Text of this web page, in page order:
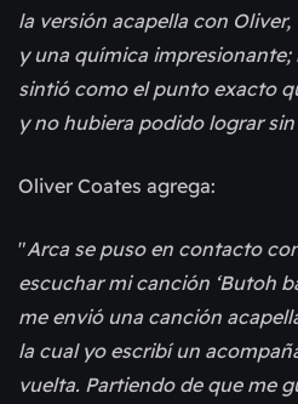
la versión acapella con
y una química impresionante;
sintió como el punto exacto
y no hubiera podido lograr sin
Oliver Coates agrega:
"Arca se puso en contacto
escuchar mi canción ‘Butoh
me envió una canción
la cual yo escribí un
vuelta. Partiendo de que me